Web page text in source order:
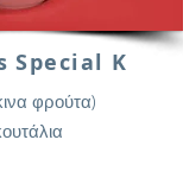
Special K
φρούτα)